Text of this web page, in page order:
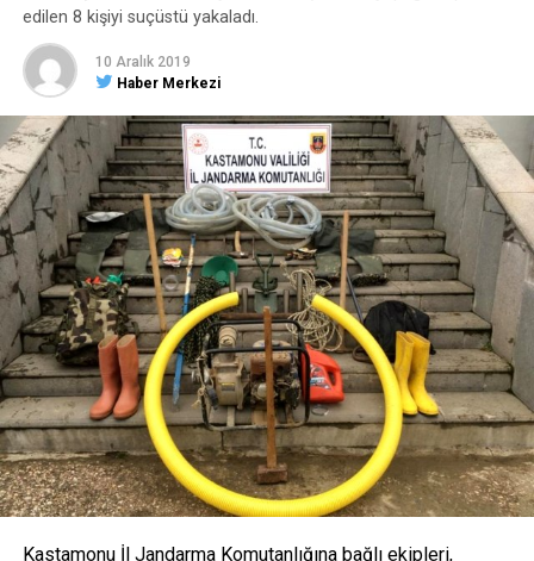
edilen 8 kişiyi suçüstü yakaladı.
10 Aralık 2019
Haber Merkezi
Kastamonu İl Jandarma Komutanlığına bağlı ekipleri,